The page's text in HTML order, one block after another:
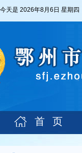
今天是 2026年8月6日 星期四
首 页